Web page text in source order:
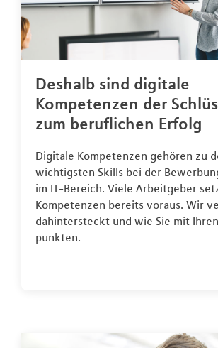
Deshalb sind digitale
Kompetenzen der
zum beruflichen Erfolg
Digitale Kompetenzen gehören zu
wichtigsten Skills bei der
im IT-Bereich. Viele Arbeitgeber
Kompetenzen bereits voraus. Wir
dahintersteckt und wie Sie mit
punkten.